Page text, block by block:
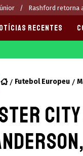
Rashford retorna
sites de apostas
APOSTAS
e OFERTAS
RECENTES
Futebol Europeu